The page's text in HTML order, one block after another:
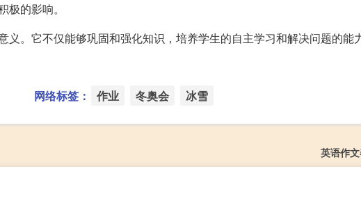
的影响。
义。它不仅能够巩固和强化知识，培养学生的自主学习和解决问题的能
网络标签： 作业 冬奥会 冰雪
英语作